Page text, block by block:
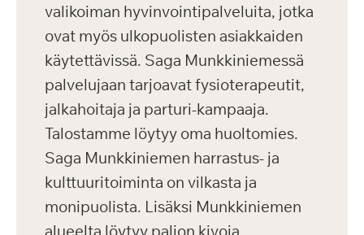
valikoiman hyvinvointipalveluita, jotka
ovat myös ulkopuolisten asiakkaiden
käytettävissä. Saga Munkkiniemessä
palvelujaan tarjoavat fysioterapeutit,
jalkahoitaja ja parturi-kampaaja.
Talostamme löytyy oma huoltomies.
Saga Munkkiniemen harrastus- ja
kulttuuritoiminta on vilkasta ja
monipuolista. Lisäksi Munkkiniemen
alueelta löytyy paljon kivoja